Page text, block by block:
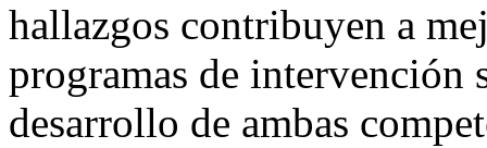
hallazgos contribuyen a
programas de
desarrollo de ambas